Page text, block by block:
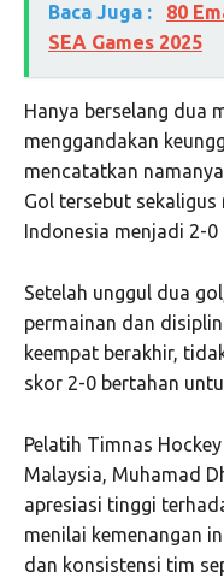
Baca Juga :
80
SEA Games 2025
Hanya berselang dua
menggandakan
mencatatkan
Gol tersebut
Indonesia menjadi 2-
Setelah unggul dua
permainan dan
keempat berakhir,
skor 2-0 bertahan
Pelatih Timnas
Malaysia, Muhamad
apresiasi tinggi
menilai kemenangan
dan konsistensi tim